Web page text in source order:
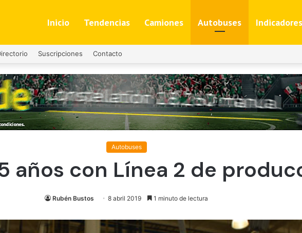
Inicio Tendencias Camiones Autobuses Indicadores
Suscripciones Contacto
Autobuses
años con Línea 2 de
Rubén Bustos 8 abril 2019 1 minuto de lectura